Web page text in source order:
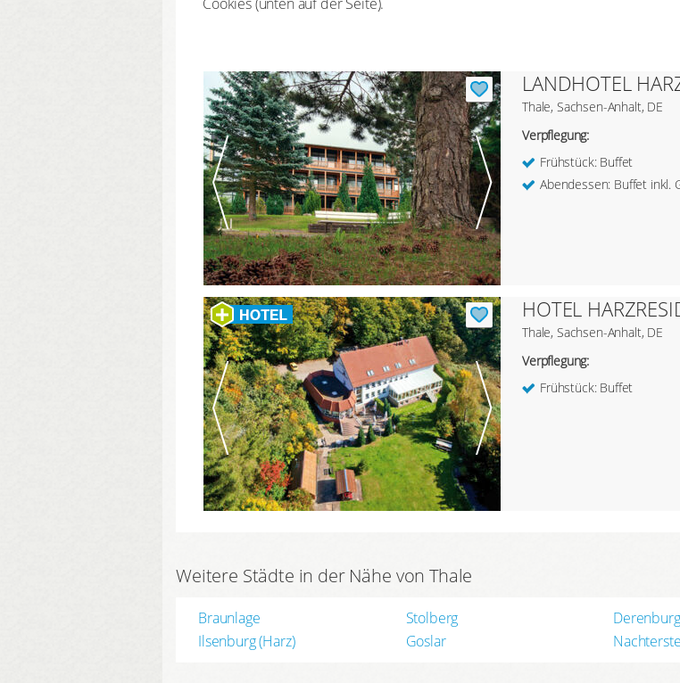
LANDHOTEL
Thale, Sachsen-Anhalt, DE
Verpflegung:
Frühstück: Buffet
Abendessen: Buffet inkl.
HOTEL
Thale, Sachsen-Anhalt, DE
Verpflegung:
Frühstück: Buffet
Weitere Städte in der Nähe von Thale
Braunlage Stolberg Derenburg
Ilsenburg (Harz)
Goslar